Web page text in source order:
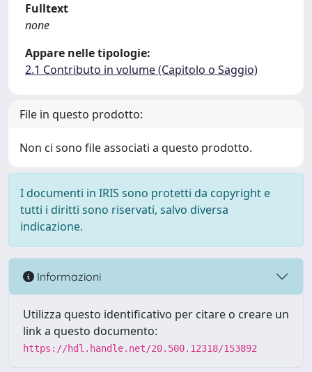
Fulltext
none
Appare nelle tipologie:
2.1 Contributo in volume (Capitolo o Saggio)
File in questo prodotto:
Non ci sono file associati a questo prodotto.
I documenti in IRIS sono protetti da copyright e
tutti i diritti sono riservati, salvo diversa
indicazione.
Informazioni
Utilizza questo identificativo per citare o creare un
link a questo documento:
https://hdl.handle.net/20.500.12318/153892